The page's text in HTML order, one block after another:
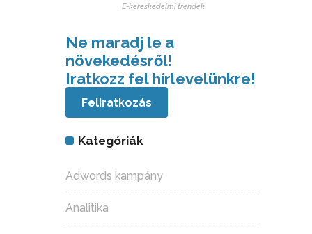
E-kereskedelmi trendek
Ne maradj le a
növekedésről!
Iratkozz fel hírlevelünkre!
Feliratkozás
Kategóriák
Adwords kampány
Analitika